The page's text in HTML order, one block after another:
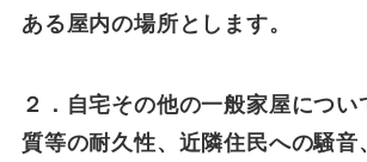
ある屋内の場所とします。
２．自宅その他の一般家屋につい
質等の耐久性、近隣住民への騒音